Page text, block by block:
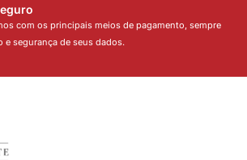
com os principais meios de pagamento, sempre
e segurança de seus dados.